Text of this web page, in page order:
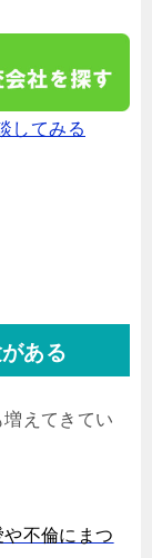
してみる
ある
えてきてい
不倫にまつ